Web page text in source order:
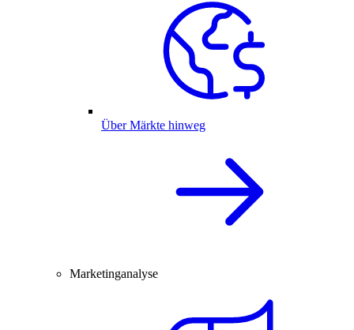
Über Märkte hinweg
Marketinganalyse